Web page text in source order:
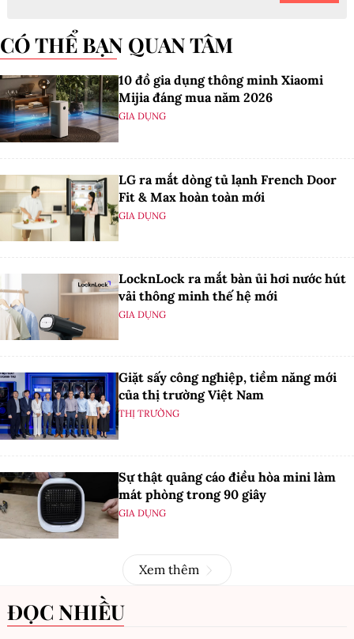
CÓ THỂ BẠN QUAN TÂM
10 đồ gia dụng thông minh Xiaomi
Mijia đáng mua năm 2026
GIA DỤNG
LG ra mắt dòng tủ lạnh French Door
Fit & Max hoàn toàn mới
GIA DỤNG
LocknLock ra mắt bàn ủi hơi nước hút
vải thông minh thế hệ mới
GIA DỤNG
Giặt sấy công nghiệp, tiềm năng mới
của thị trường Việt Nam
THỊ TRƯỜNG
Sự thật quảng cáo điều hòa mini làm
mát phòng trong 90 giây
GIA DỤNG
Xem thêm
ĐỌC NHIỀU